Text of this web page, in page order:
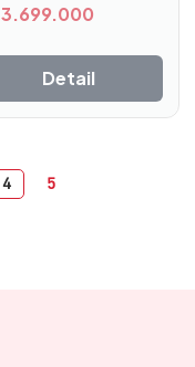
3.699.000
Detail
4 5